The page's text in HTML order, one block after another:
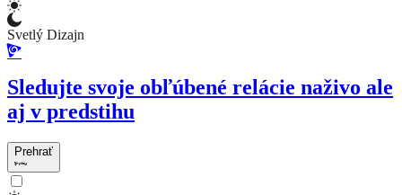
Svetlý Dizajn
Sledujte svoje obľúbené relácie naživo ale
aj v predstihu
Prehrať